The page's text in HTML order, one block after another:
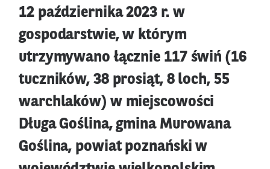
12 października 2023 r. w
gospodarstwie, w którym
utrzymywano łącznie 117 świń (16
tuczników, 38 prosiąt, 8 loch, 55
warchlaków) w miejscowości
Długa Goślina, gmina Murowana
Goślina, powiat poznański w